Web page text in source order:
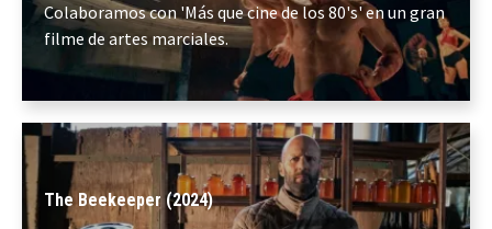
Colaboramos con 'Más que cine de los 80's' en un gran
filme de artes marciales.
The Beekeeper (2024)